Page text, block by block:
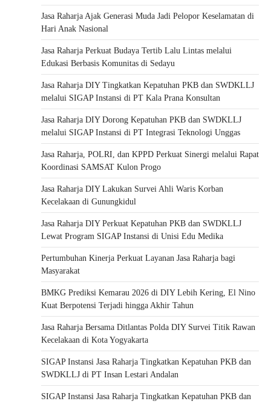
Jasa Raharja Ajak Generasi Muda Jadi Pelopor Keselamatan di
Hari Anak Nasional
Jasa Raharja Perkuat Budaya Tertib Lalu Lintas melalui
Edukasi Berbasis Komunitas di Sedayu
Jasa Raharja DIY Tingkatkan Kepatuhan PKB dan SWDKLLJ
melalui SIGAP Instansi di PT Kala Prana Konsultan
Jasa Raharja DIY Dorong Kepatuhan PKB dan SWDKLLJ
melalui SIGAP Instansi di PT Integrasi Teknologi Unggas
Jasa Raharja, POLRI, dan KPPD Perkuat Sinergi melalui Rapat
Koordinasi SAMSAT Kulon Progo
Jasa Raharja DIY Lakukan Survei Ahli Waris Korban
Kecelakaan di Gunungkidul
Jasa Raharja DIY Perkuat Kepatuhan PKB dan SWDKLLJ
Lewat Program SIGAP Instansi di Unisi Edu Medika
Pertumbuhan Kinerja Perkuat Layanan Jasa Raharja bagi
Masyarakat
BMKG Prediksi Kemarau 2026 di DIY Lebih Kering, El Nino
Kuat Berpotensi Terjadi hingga Akhir Tahun
Jasa Raharja Bersama Ditlantas Polda DIY Survei Titik Rawan
Kecelakaan di Kota Yogyakarta
SIGAP Instansi Jasa Raharja Tingkatkan Kepatuhan PKB dan
SWDKLLJ di PT Insan Lestari Andalan
SIGAP Instansi Jasa Raharja Tingkatkan Kepatuhan PKB dan